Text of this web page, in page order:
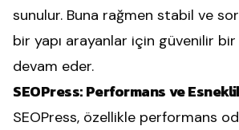
sunulur. Buna rağmen stabil ve
bir yapı arayanlar için güvenilir
devam eder.
SEOPress: Performans ve
SEOPress, özellikle performans